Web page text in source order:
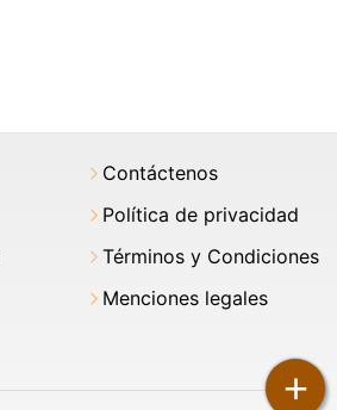
+
Contáctenos
Política de privacidad
Términos y Condiciones
Menciones legales